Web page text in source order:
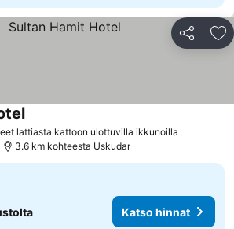
Jaa
lattiasta kattoon ulottuvilla ikkunoilla
3.6 km kohteesta Uskudar
Katso hinnat